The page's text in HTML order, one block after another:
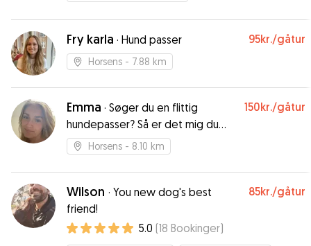
Fry karla · Hund passer 95kr./gåtur
Horsens - 7.88 km
Emma · Søger du en flittig
hundepasser? Så er det mig du
leder efter
150kr./gåtur
Horsens - 8.10 km
Wilson · You new dog's best
friend!
85kr./gåtur
5.0 (18 Bookinger)